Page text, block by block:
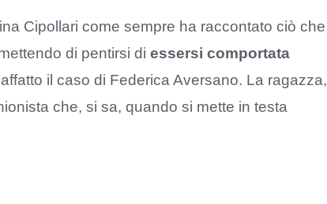
Cipollari come sempre ha raccontato ciò che
di pentirsi di essersi comportata
il caso di Federica Aversano. La ragazza,
che, si sa, quando si mette in testa